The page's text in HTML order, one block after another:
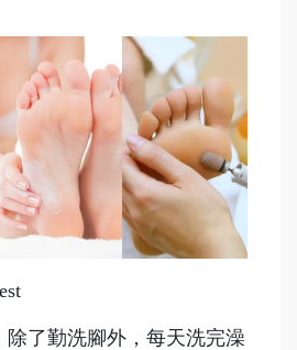
除了勤洗腳外，每天洗完澡